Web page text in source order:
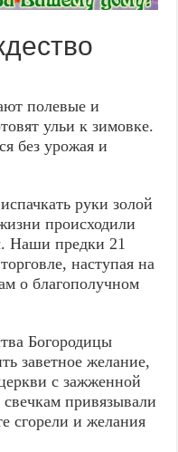
полевые и
ульи к зимовке.
без урожая и
руки золой
происходили
Наши предки 21
наступая на
о благополучном
Богородицы
заветное желание,
с зажженной
привязывали
сгорели и желания